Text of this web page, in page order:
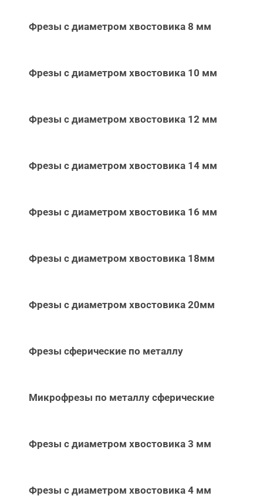
Фрезы с диаметром хвостовика 8 мм
Фрезы с диаметром хвостовика 10 мм
Фрезы с диаметром хвостовика 12 мм
Фрезы с диаметром хвостовика 14 мм
Фрезы с диаметром хвостовика 16 мм
Фрезы с диаметром хвостовика 18мм
Фрезы с диаметром хвостовика 20мм
Фрезы сферические по металлу
Микрофрезы по металлу сферические
Фрезы с диаметром хвостовика 3 мм
Фрезы с диаметром хвостовика 4 мм